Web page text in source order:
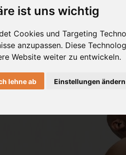
ist uns wichtig
Cookies und Targeting
anzupassen. Diese
Website weiter zu entwickeln.
lehne ab Einstellungen ändern